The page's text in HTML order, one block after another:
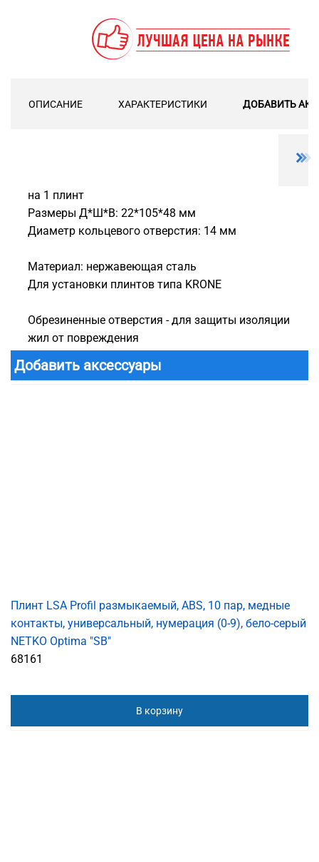
ОПИСАНИЕ ХАРАКТЕРИСТИКИ ДОБАВИТЬ
на 1 плинт
Размеры Д*Ш*В: 22*105*48 мм
Диаметр кольцевого отверстия: 14 мм
Материал: нержавеющая сталь
Для установки плинтов типа KRONE
Обрезиненные отверстия - для защиты изоляции
жил от повреждения
Добавить аксессуары
Плинт LSA Profil размыкаемый, ABS, 10 пар, медные
контакты, универсальный, нумерация (0-9), бело-серый
NETKO Optima "SB"
68161
В корзину